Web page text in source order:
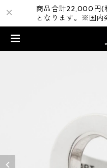
商品合計22,000円(
となります。※国内